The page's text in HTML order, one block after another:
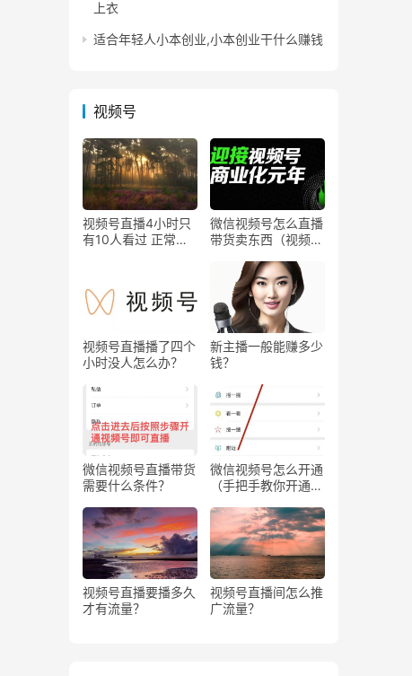
上衣
适合年轻人小本创业,小本创业干什么赚钱
视频号
视频号直播4小时只
有10人看过 正常
微信视频号怎么直播
带货卖东西（视频号
视频号直播播了四个
小时没人怎么办？
新主播一般能赚多少
钱？
微信视频号直播带货
需要什么条件？
微信视频号怎么开通
（手把手教你开通微
视频号直播要播多久
才有流量？
视频号直播间怎么推
广流量？